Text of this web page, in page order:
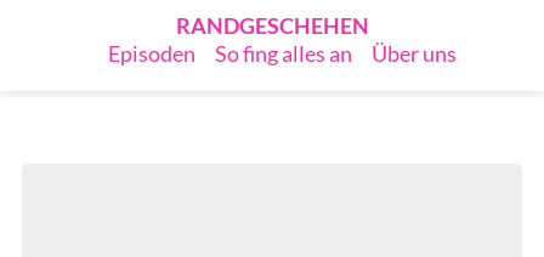
RANDGESCHEHEN
Episoden
So fing alles an Über uns